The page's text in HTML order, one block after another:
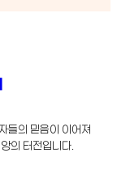
들의 믿음이 이어져
의 터전입니다.